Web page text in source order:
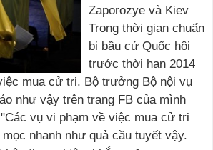
Zaporozye và Kiev
Trong thời gian chuẩn
bị bầu cử Quốc hội
trước thời hạn 2014
mua cử tri. Bộ trưởng Bộ nội vụ
như vậy trên trang FB của mình
vụ vi phạm về việc mua cử tri
nhanh như quả cầu tuyết vậy.